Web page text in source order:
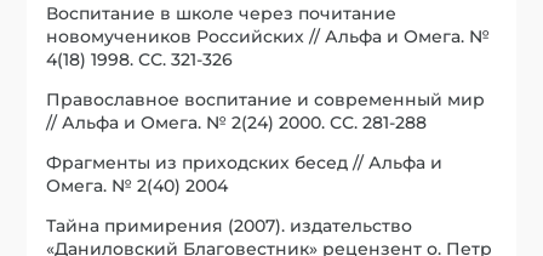
Воспитание в школе через почитание
новомучеников Российских // Альфа и Омега. №
4(18) 1998. СС. 321-326
Православное воспитание и современный мир
// Альфа и Омега. № 2(24) 2000. СС. 281-288
Фрагменты из приходских бесед // Альфа и
Омега. № 2(40) 2004
Тайна примирения (2007). издательство
«Даниловский Благовестник» рецензент о. Петр